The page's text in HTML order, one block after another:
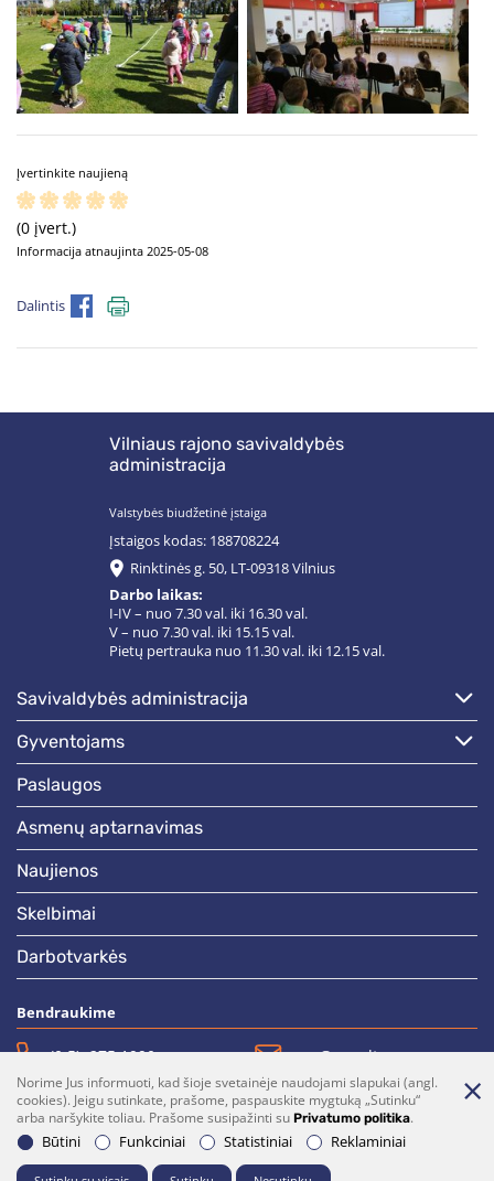
Įvertinkite naujieną
(0 įvert.)
Informacija atnaujinta 2025-05-08
Dalintis
Vilniaus rajono savivaldybės
administracija
Valstybės biudžetinė įstaiga
Įstaigos kodas: 188708224
Rinktinės g. 50, LT-09318 Vilnius
Darbo laikas:
I-IV – nuo 7.30 val. iki 16.30 val.
V – nuo 7.30 val. iki 15.15 val.
Pietų pertrauka nuo 11.30 val. iki 12.15 val.
savivaldybės administracija
gyventojams
paslaugos
asmenų aptarnavimas
naujienos
skelbimai
darbotvarkės
Bendraukime
(0 5)  275 1990 vrsa@vrsa.lt
Facebook Youtube
Prenumerata Parašykite mums
Norime Jus informuoti, kad šioje svetainėje naudojami slapukai (angl.
cookies). Jeigu sutinkate, prašome, paspauskite mygtuką „Sutinku“
arba naršykite toliau. Prašome susipažinti su Privatumo politika.
Būtini
Funkciniai Statistiniai Reklaminiai